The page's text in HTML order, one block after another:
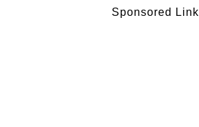
Sponsored Link